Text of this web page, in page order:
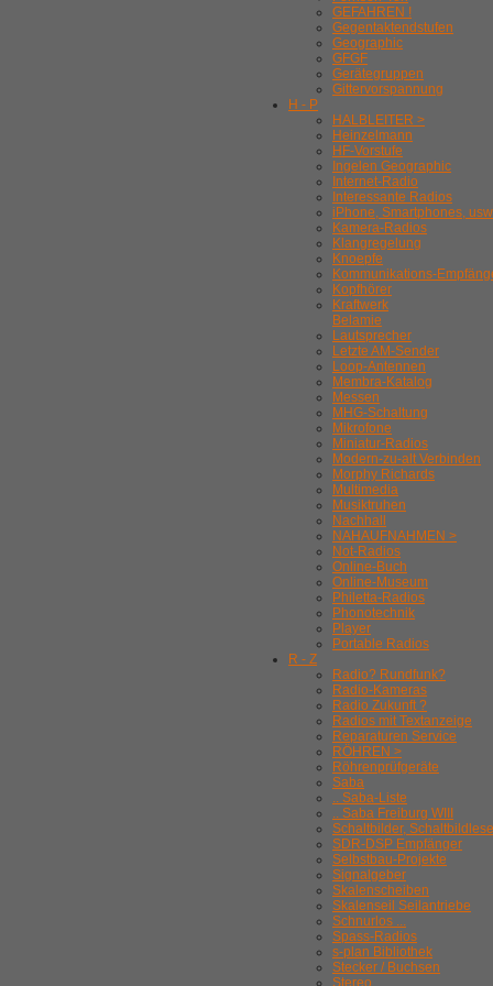
GEFAHREN !
Gegentaktendstufen
Geographic
GFGF
Gerätegruppen
Gittervorspannung
H - P
HALBLEITER >
Heinzelmann
HF-Vorstufe
Ingelen Geographic
Internet-Radio
Interessante Radios
iPhone, Smartphones,
Kamera-Radios
Klangregelung
Knoepfe
Kommunikations-
Kopfhörer
Kraftwerk
Belamie
Lautsprecher
Letzte AM-Sender
Loop-Antennen
Membra-Katalog
Messen
MHG-Schaltung
Mikrofone
Miniatur-Radios
Modern-zu-alt Verbinden
Morphy Richards
Multimedia
Musiktruhen
Nachhall
NAHAUFNAHMEN >
Not-Radios
Online-Buch
Online-Museum
Philetta-Radios
Phonotechnik
Player
Portable Radios
R - Z
Radio? Rundfunk?
Radio-Kameras
Radio Zukunft ?
Radios mit Textanzeige
Reparaturen Service
RÖHREN >
Röhrenprüfgeräte
Saba
.. Saba-Liste
.. Saba Freiburg WIII
Schaltbilder,
SDR-DSP Empfänger
Selbstbau-Projekte
Signalgeber
Skalenscheiben
Skalenseil Seilantriebe
Schnurlos ...
Spass-Radios
s-plan Bibliothek
Stecker / Buchsen
Stereo